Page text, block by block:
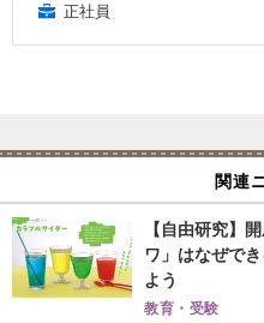
正社員
関連
【自由研究】
ワ」はなぜで
よう
教育・受験